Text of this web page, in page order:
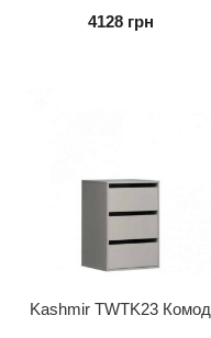
4128 грн
Kashmir TWTK23 Комод